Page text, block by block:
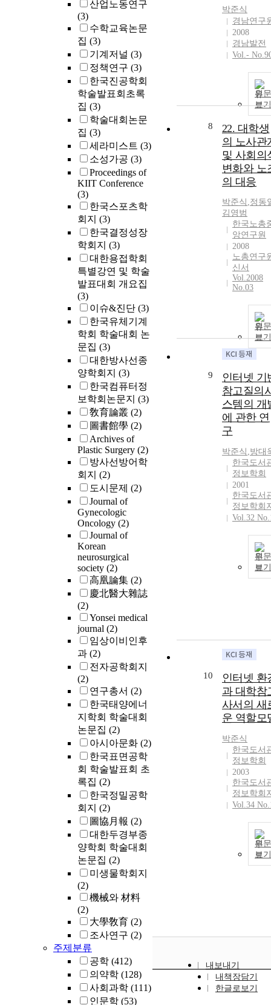
산업노동연구
(3)
수학교육논문
집 (3)
기계저널 (3)
정책연구 (3)
한국진공학회
학술발표회초록
집 (3)
학술대회논문
집 (3)
세라미스트 (3)
소성가공 (3)
Proceedings of
KIIT Conference
(3)
한국스포츠학
회지 (3)
한국결정성장
학회지 (3)
대한용접학회
특별강연 및 학술
발표대회 개요집
(3)
이슈&진단 (3)
한국유체기계
학회 학술대회 논
문집 (3)
대한방사선종
양학회지 (3)
한국컴퓨터정
보학회논문지 (3)
敎育論叢 (2)
圖書館學 (2)
Archives of
Plastic Surgery (2)
방사선방어학
회지 (2)
도시문제 (2)
Journal of
Gynecologic
Oncology (2)
Journal of
Korean
neurosurgical
society (2)
高凰論集 (2)
慶北醫大雜誌
(2)
Yonsei medical
journal (2)
임상이비인후
과 (2)
전자공학회지
(2)
연구총서 (2)
한국태양에너
지학회 학술대회
논문집 (2)
아시아문화 (2)
한국표면공학
회 학술발표회 초
록집 (2)
한국정밀공학
회지 (2)
圖協月報 (2)
대한두경부종
양학회 학술대회
논문집 (2)
미생물학회지
(2)
機械와 材料
(2)
大學敎育 (2)
조사연구 (2)
주제분류
공학 (412)
의약학 (128)
사회과학 (111)
인문학 (53)
disease
GOG
3046/
Runacceptable
toxicity, or
withdrawal of
patient
The primary
study is 6-
progression-
survival rate.
Accrual is
expected to be
2022, followed
by
of results in
2023. Trial
Registration:
v Identifier:
NCT04734665
and height,
respectively.
PCA 24
20 infants
showed growth
failure for
and 14 (18%)
height. Growth
failure rates
higher for the
SGA infants
for the
appropriate-
weight-for-
gestational age
24 months
(P=0.045 for
weight and
P=0.038 for
height).
failure rates
higher for the
ELBW infants
ELBW infants
PCA 24
(P<0.001 for
weight and
P=0.003 for
height).
Significant
differences
found among
WHO, CDC,
Korean
(P<0.001).
Conclusion:
Advancements
in neonatal
have improved
the catch-up
growth of
is insufficient.
observation
aggressive
needed.
박준식
경남연구
2008
경남발전
Vol.-
원문
보기
8
22. 대학생
의 노사관
및 사회의
변화와 노
의 대응
박준식 ,정동
김영범
한국노총
앙연구원
2008
노총연구
신서
Vol.2008
No.03
원문
보기
9
인터넷 기
참고질의
스템의 개
에 관한 연
구
박준식 ,방대
한국도서
정보학회
2001
한국도서
정보학회
Vol.32
원문
보기
10
인터넷 환
과 대학참
사서의 새
운 역할모
박준식
한국도서
정보학회
2003
한국도서
정보학회
Vol.34
원문
보기
내보내기
내책장담기
한글로보기